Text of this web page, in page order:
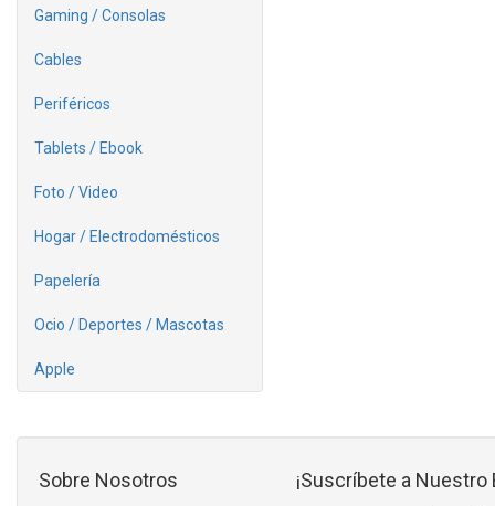
Gaming / Consolas
Cables
Periféricos
Tablets / Ebook
Foto / Video
Hogar / Electrodomésticos
Papelería
Ocio / Deportes / Mascotas
Apple
Sobre Nosotros ¡Suscríbete a Nuestro